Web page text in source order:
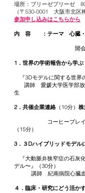
場所：ブリーゼブリーゼ
（〒530-0001 大阪市北区
​​参加申し込みはこちらから
内 容 ：テーマ 心臓・
開会のあ
1．世界の学術報告から学ぶ
『3Dモデルに関する世界
講師 愛媛大学医学部
生
2．共催企業連絡 （10分）
コーヒーブレイク（
（15分）
3．３Dハイブリッドモデル
『大動脈弁狭窄症の石灰
デル〜』（30分）
講師 紀南病院心臓血
４．臨床・研究にどう活か